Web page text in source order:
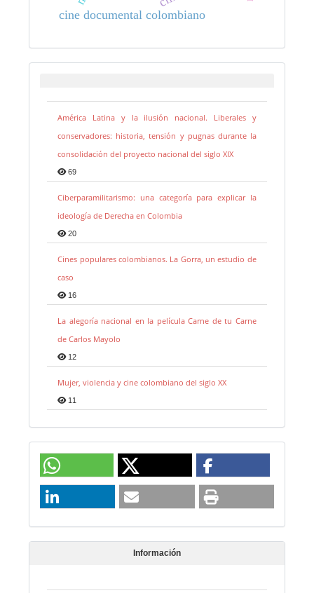
cine documental colombiano
América Latina y la ilusión nacional. Liberales y
conservadores: historia, tensión y pugnas durante la
consolidación del proyecto nacional del siglo XIX
69
Ciberparamilitarismo: una categoría para explicar la
ideología de Derecha en Colombia
20
Cines populares colombianos. La Gorra, un estudio de
caso
16
La alegoría nacional en la película Carne de tu Carne
de Carlos Mayolo
12
Mujer, violencia y cine colombiano del siglo XX
11
Información